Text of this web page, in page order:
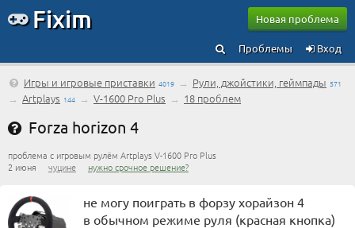
Fixim Новая проблема
Вход
Проблемы
Игры и игровые приставки 4019 → Рули, джойстики, геймпады 571
→ Artplays 144 → V-1600 Pro Plus → 18 проблем
Forza horizon 4
проблема с игровым рулём Artplays V-1600 Pro Plus
2 июня чуцине нужно срочное решение?
не могу поиграть в форзу хорайзон 4
в обычном режиме руля (красная кнопка)